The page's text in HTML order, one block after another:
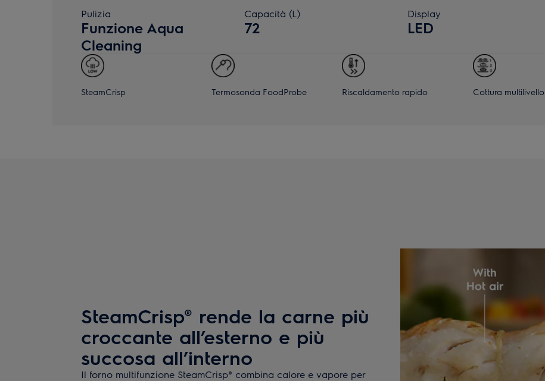
Pulizia
Funzione Aqua
Cleaning
Capacità (L)
72
Display
LED
SteamCrisp Termosonda FoodProbe Riscaldamento rapido Cottura multilivello
SteamCrisp® rende la carne più
croccante all’esterno e più
succosa all’interno
Il forno multifunzione SteamCrisp® combina calore e vapore per